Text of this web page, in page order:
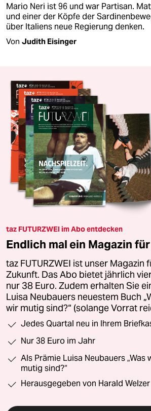
Mario Neri ist 96 und war Partisan.
und einer der Köpfe der
über Italiens neue Regierung denken.
Von Judith Eisinger
taz FUTURZWEI im Abo entdecken
Endlich mal ein Magazin
taz FUTURZWEI ist unser Magazin
Zukunft. Das Abo bietet jährlich
nur 38 Euro. Zudem erhalten Sie
Luisa Neubauers neuestem Buch
wir mutig sind?“ (solange Vorrat
Jedes Quartal neu in Ihrem
Nur 38 Euro im Jahr
Als Prämie Luisa Neubauers „Was
mutig sind?“
Herausgegeben von Harald Welzer